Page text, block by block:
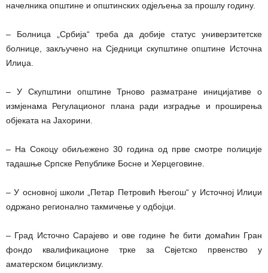
начелника општине и општинских одјељења за прошлу годину.
– Болница „Србија“ треба да добије статус универзитетске
болнице, закључено на Сједници скупштине општине Источна
Илиџа.
– У Скупштини општине Трново разматране иницијативе о
измјенама Регулационог плана ради изградње и проширења
објеката на Јахорини.
– На Сокоцу обиљежено 30 година од прве смотре полиције
тадашње Српске Републике Босне и Херцеговине.
– У основној школи „Петар Петровић Његош“ у Источној Илиџи
одржано регионално такмичење у одбојци.
– Град Источно Сарајево и ове године ће бити домаћин Гран
фондо квалификационе трке за Свјетско првенство у
аматерском бициклизму.